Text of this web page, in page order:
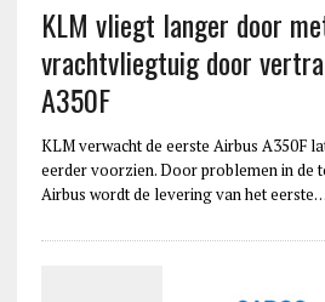
KLM vliegt langer door
vrachtvliegtuig door
A350F
KLM verwacht de eerste Airbus A350F
eerder voorzien. Door problemen in de
Airbus wordt de levering van het eerste…